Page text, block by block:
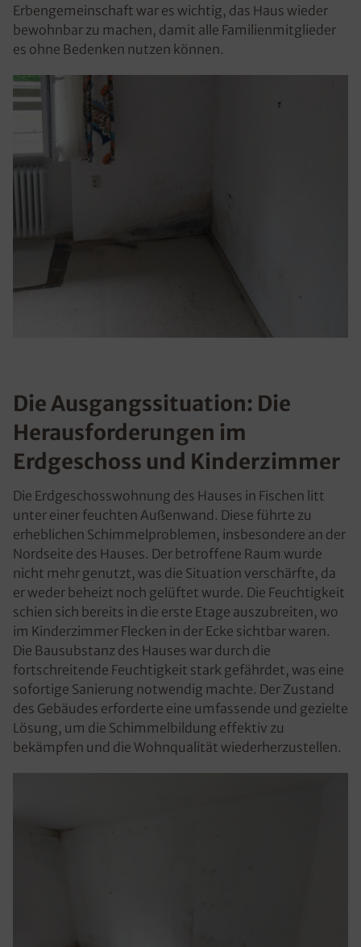
Erbengemeinschaft war es wichtig, das Haus wieder
bewohnbar zu machen, damit alle Familienmitglieder
es ohne Bedenken nutzen können.
Die Ausgangssituation: Die
Herausforderungen im
Erdgeschoss und Kinderzimmer
Die Erdgeschosswohnung des Hauses in Fischen litt
unter einer feuchten Außenwand. Diese führte zu
erheblichen Schimmelproblemen, insbesondere an der
Nordseite des Hauses. Der betroffene Raum wurde
nicht mehr genutzt, was die Situation verschärfte, da
er weder beheizt noch gelüftet wurde. Die Feuchtigkeit
schien sich bereits in die erste Etage auszubreiten, wo
im Kinderzimmer Flecken in der Ecke sichtbar waren.
Die Bausubstanz des Hauses war durch die
fortschreitende Feuchtigkeit stark gefährdet, was eine
sofortige Sanierung notwendig machte. Der Zustand
des Gebäudes erforderte eine umfassende und gezielte
Lösung, um die Schimmelbildung effektiv zu
bekämpfen und die Wohnqualität wiederherzustellen.